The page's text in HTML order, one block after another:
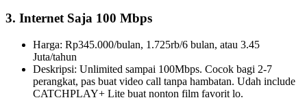
3. Internet Saja 100 Mbps
Harga: Rp345.000/bulan, 1.725rb/6 bulan, atau 3.45
Juta/tahun
Deskripsi: Unlimited sampai 100Mbps. Cocok bagi 2-7
perangkat, pas buat video call tanpa hambatan. Udah include
CATCHPLAY+ Lite buat nonton film favorit lo.